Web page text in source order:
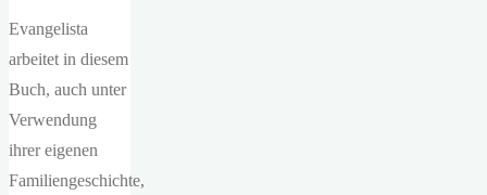
Evangelista
arbeitet in diesem
Buch, auch unter
Verwendung
ihrer eigenen
Familiengeschichte,